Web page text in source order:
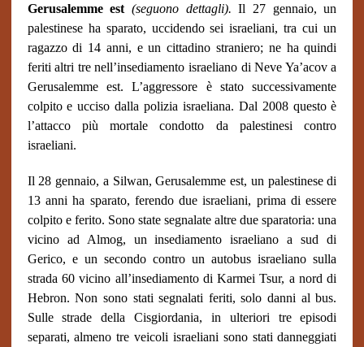
Gerusalemme est (seguono dettagli).Il 27 gennaio, un
palestinese ha sparato, uccidendo sei israeliani, tra cui un
ragazzo di 14 anni, e un cittadino straniero; ne ha quindi
feriti altri tre nell’insediamento israeliano di Neve Ya’acov a
Gerusalemme est. L’aggressore è stato successivamente
colpito e ucciso dalla polizia israeliana. Dal 2008 questo è
l’attacco più mortale condotto da palestinesi contro
israeliani.
Il 28 gennaio, a Silwan, Gerusalemme est, un palestinese di
13 anni ha sparato, ferendo due israeliani, prima di essere
colpito e ferito. Sono state segnalate altre due sparatoria: una
vicino ad Almog, un insediamento israeliano a sud di
Gerico, e un secondo contro un autobus israeliano sulla
strada 60 vicino all’insediamento di Karmei Tsur, a nord di
Hebron. Non sono stati segnalati feriti, solo danni al bus.
Sulle strade della Cisgiordania, in ulteriori tre episodi
separati, almeno tre veicoli israeliani sono stati danneggiati